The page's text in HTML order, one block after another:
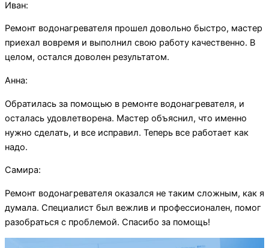
Иван:
Ремонт водонагревателя прошел довольно быстро, мастер
приехал вовремя и выполнил свою работу качественно. В
целом, остался доволен результатом.
Анна:
Обратилась за помощью в ремонте водонагревателя, и
осталась удовлетворена. Мастер объяснил, что именно
нужно сделать, и все исправил. Теперь все работает как
надо.
Самира:
Ремонт водонагревателя оказался не таким сложным, как я
думала. Специалист был вежлив и профессионален, помог
разобраться с проблемой. Спасибо за помощь!